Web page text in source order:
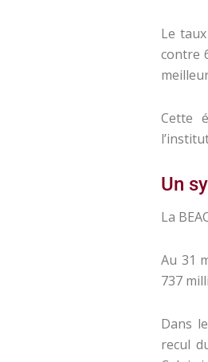
Le
contre
Cette
Un
La
Au 31
737
Dans
recul